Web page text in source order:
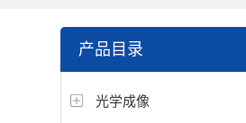
产品目录
光学成像